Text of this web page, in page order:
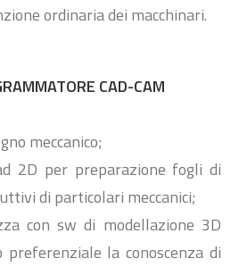
ordinaria dei macchinari.
CAD-CAM
meccanico;
2D per preparazione fogli di
di particolari meccanici;
con sw di modellazione 3D
preferenziale la conoscenza di